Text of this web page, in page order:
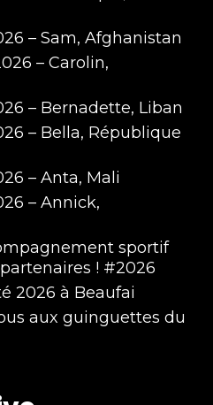
– Sam, Afghanistan
– Carolin,
– Bernadette, Liban
– Bella, République
– Anta, Mali
– Annick,
sportif
! #2026
2026 à Beaufai
aux guinguettes du